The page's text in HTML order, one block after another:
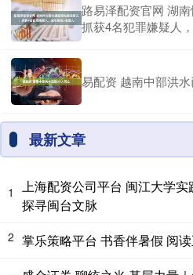
路易泽配资官网 湖
抓获4名犯罪嫌疑人
易配资 越南中部洪
最新文章
1
上海配资公司平台 闽江大学
探寻闽台文脉
2 掌乐策略平台 书香伴暑假 阅